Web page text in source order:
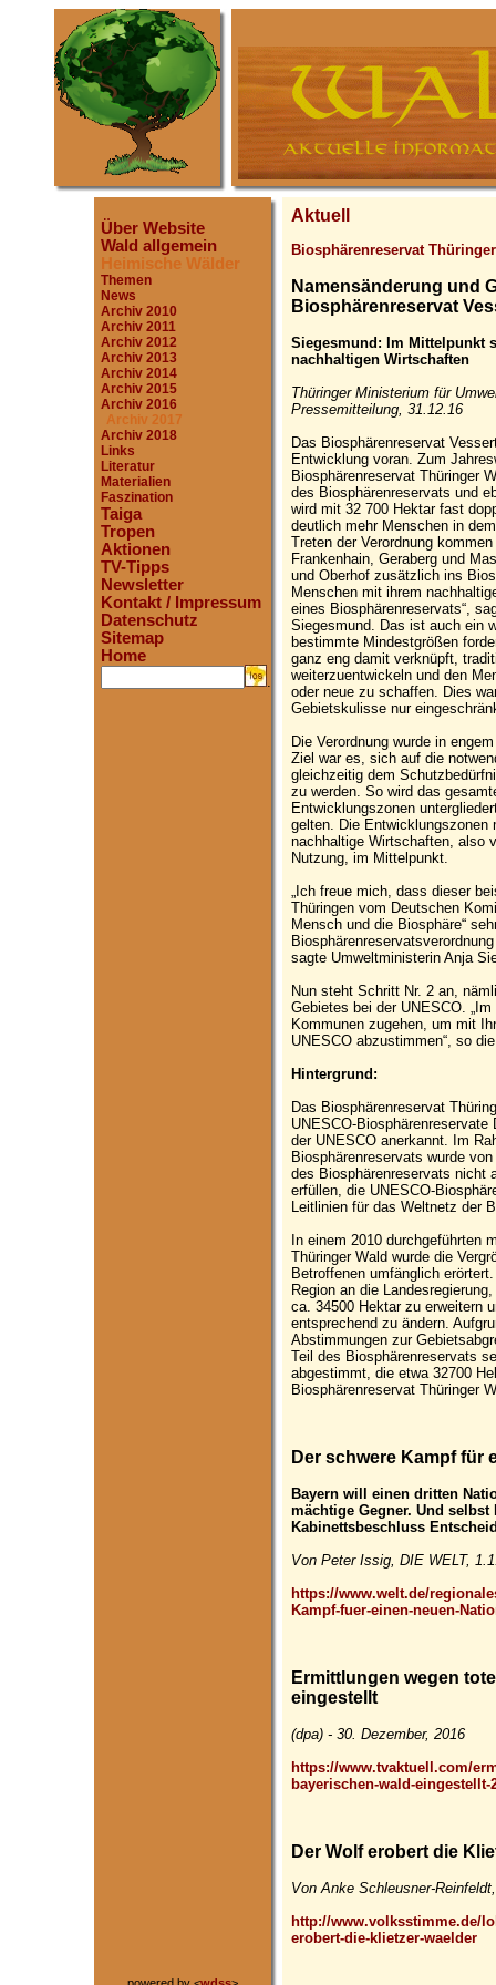
Über Website
Wald allgemein
Heimische Wälder
Themen
News
Archiv 2010
Archiv 2011
Archiv 2012
Archiv 2013
Archiv 2014
Archiv 2015
Archiv 2016
Archiv 2017
Archiv 2018
Links
Literatur
Materialien
Faszination
Taiga
Tropen
Aktionen
TV-Tipps
Newsletter
Kontakt / Impressum
Datenschutz
Sitemap
Home
.
Aktuell
Biosphärenreservat
Namensänderung und
Biosphärenreservat
Siegesmund: Im Mittelpunkt
nachhaltigen Wirtschaften
Thüringer Ministerium für
Pressemitteilung, 31.12.16
Das Biosphärenreservat
Entwicklung voran. Zum
Biosphärenreservat Thüringer
des Biosphärenreservats und
wird mit 32 700 Hektar fast
deutlich mehr Menschen in
Treten der Verordnung
Frankenhain, Geraberg und
und Oberhof zusätzlich ins
Menschen mit ihrem
eines Biosphärenreservats“,
Siegesmund. Das ist auch ein
bestimmte Mindestgrößen
ganz eng damit verknüpft,
weiterzuentwickeln und den
oder neue zu schaffen. Dies
Gebietskulisse nur
Die Verordnung wurde in
Ziel war es, sich auf die
gleichzeitig dem
zu werden. So wird das
Entwicklungszonen
gelten. Die Entwicklungszonen
nachhaltige Wirtschaften, also
Nutzung, im Mittelpunkt.
„Ich freue mich, dass dieser
Thüringen vom Deutschen
Mensch und die Biosphäre“
sagte Umweltministerin Anja
Nun steht Schritt Nr. 2 an,
Gebietes bei der UNESCO.
Kommunen zugehen, um mit
UNESCO abzustimmen“, so
Hintergrund:
Das Biosphärenreservat
UNESCO-
der UNESCO anerkannt. Im
Biosphärenreservats wurde
des Biosphärenreservats nicht
erfüllen, die UNESCO-
Leitlinien für das Weltnetz der
In einem 2010 durchgeführten
Thüringer Wald wurde die
Betroffenen umfänglich
Region an die
ca. 34500 Hektar zu erweitern
entsprechend zu ändern.
Abstimmungen zur
Teil des Biosphärenreservats
abgestimmt, die etwa 32700
Biosphärenreservat Thüringer
Der schwere Kampf für
Bayern will einen dritten
mächtige Gegner. Und
Kabinettsbeschluss
Von Peter Issig, DIE WELT,
https://www.welt.de/
Kampf-fuer-einen-neuen-
Ermittlungen wegen
eingestellt
(dpa) - 30. Dezember, 2016
https://www.tvaktuell.com/
bayerischen-wald-eingestellt-
Der Wolf erobert die
Von Anke Schleusner-
http://www.volksstimme.de/
erobert-die-klietzer-waelder